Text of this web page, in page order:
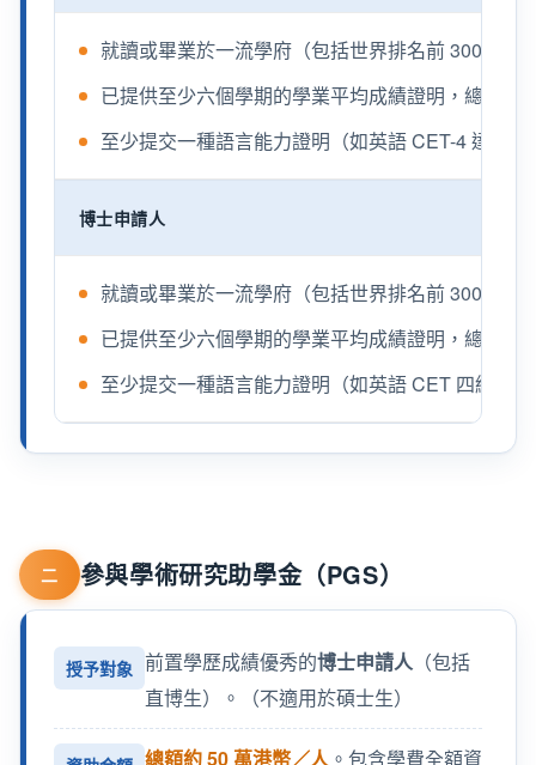
就讀或畢業於一流學府（包括世界排名前 300、內
已提供至少六個學期的學業平均成績證明，總平
至少提交一種語言能力證明（如英語 CET-4 達
博士申請人
就讀或畢業於一流學府（包括世界排名前 300、內
已提供至少六個學期的學業平均成績證明，總平
至少提交一種語言能力證明（如英語 CET 四級達
二 參與學術研究助學金（PGS）
授予對象 前置學歷成績優秀的博士申請人 （包括
直博生）。（不適用於碩士生）
總額約 50 萬港幣／人。包含學費全額資